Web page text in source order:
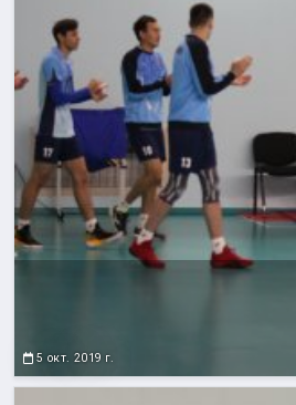
5 окт. 2019 г.